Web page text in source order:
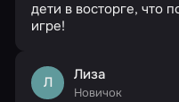
дети в восторге, что
игре!
Л Лиза
Новичок